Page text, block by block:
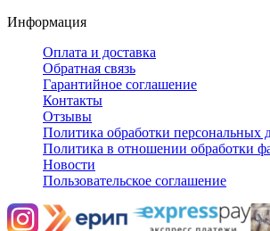
Информация
Оплата и доставка
Обратная связь
Гарантийное соглашение
Контакты
Отзывы
Политика обработки персональных
Политика в отношении обработки
Новости
Пользовательское соглашение